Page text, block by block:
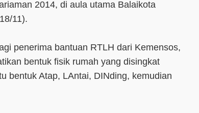
2014, di aula utama Balaikota
11).
penerima bantuan RTLH dari Kemensos,
bentuk fisik rumah yang disingkat
bentuk Atap, LAntai, DINding, kemudian